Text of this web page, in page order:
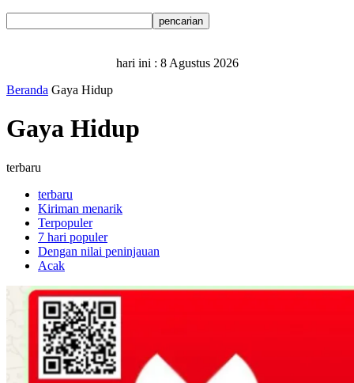
hari ini : 8 Agustus 2026
Beranda Gaya Hidup
Gaya Hidup
terbaru
terbaru
Kiriman menarik
Terpopuler
7 hari populer
Dengan nilai peninjauan
Acak